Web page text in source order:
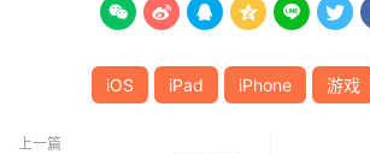
     
iOS iPad iPhone 游戏
上一篇